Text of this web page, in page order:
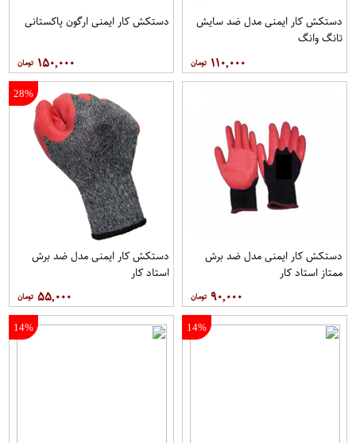
دستکش کار ایمنی مدل ضد سایش
تانگ وانگ
۱۱۰,۰۰۰
دستکش کار ایمنی ارگون پاکستانی
۱۵۰,۰۰۰
دستکش کار ایمنی مدل ضد برش
ممتاز استاد کار
۹۰,۰۰۰
28%
دستکش کار ایمنی مدل ضد برش
استاد کار
۵۵,۰۰۰
14%
14%